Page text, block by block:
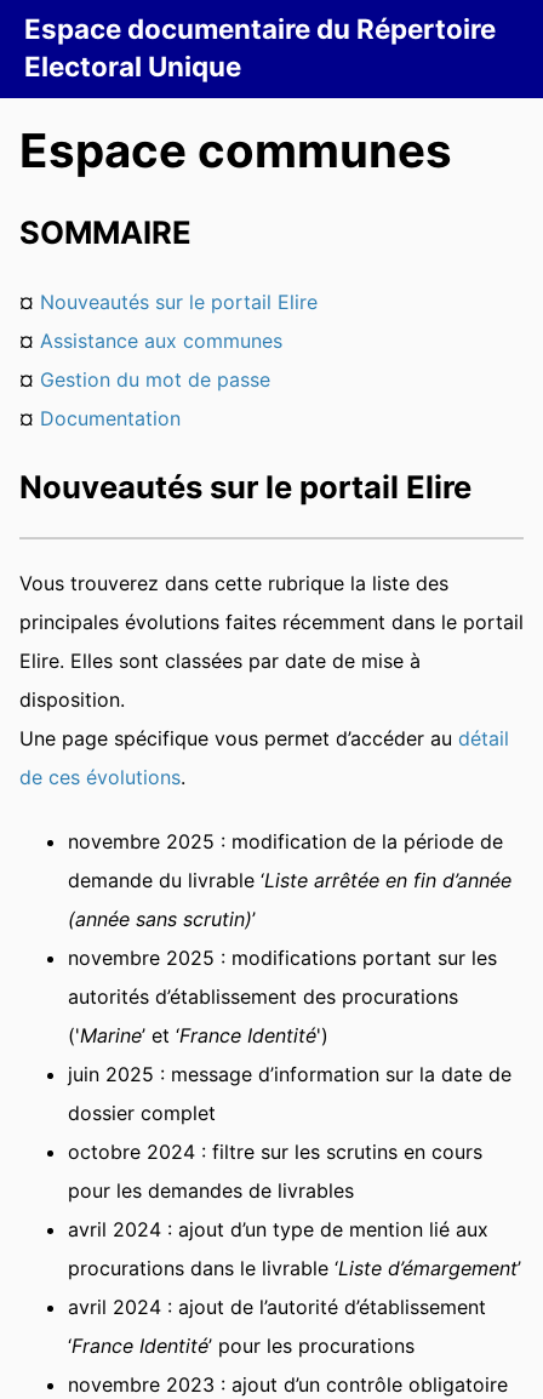
Espace documentaire du Répertoire
Electoral Unique
Espace communes
SOMMAIRE
¤ Nouveautés sur le portail Elire
¤ Assistance aux communes
¤ Gestion du mot de passe
¤ Documentation
Nouveautés sur le portail Elire
Vous trouverez dans cette rubrique la liste des
principales évolutions faites récemment dans le portail
Elire. Elles sont classées par date de mise à
disposition.
Une page spécifique vous permet d’accéder au détail
de ces évolutions.
novembre 2025 : modification de la période de
demande du livrable ‘Liste arrêtée en fin d’année
(année sans scrutin)’
novembre 2025 : modifications portant sur les
autorités d’établissement des procurations
('Marine’ et ‘France Identité')
juin 2025 : message d’information sur la date de
dossier complet
octobre 2024 : filtre sur les scrutins en cours
pour les demandes de livrables
avril 2024 : ajout d’un type de mention lié aux
procurations dans le livrable ‘Liste d’émargement’
avril 2024 : ajout de l’autorité d’établissement
‘France Identité’ pour les procurations
novembre 2023 : ajout d’un contrôle obligatoire